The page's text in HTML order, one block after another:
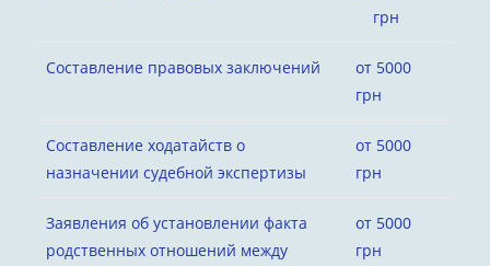
грн
Составление правовых заключений
от 5000
грн
Составление ходатайств о
назначении судебной экспертизы
от 5000
грн
Заявления об установлении факта
родственных отношений между
от 5000
грн